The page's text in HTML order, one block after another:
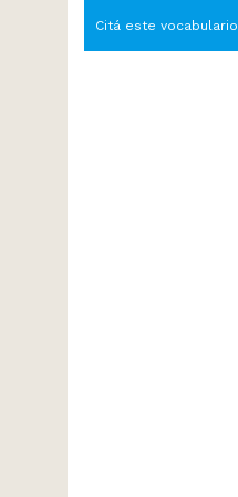
Citá este vocabulario